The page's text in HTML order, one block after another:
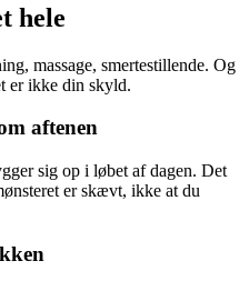
hele
massage, smertestillende. Og
er ikke din skyld.
aftenen
sig op i løbet af dagen. Det
er skævt, ikke at du